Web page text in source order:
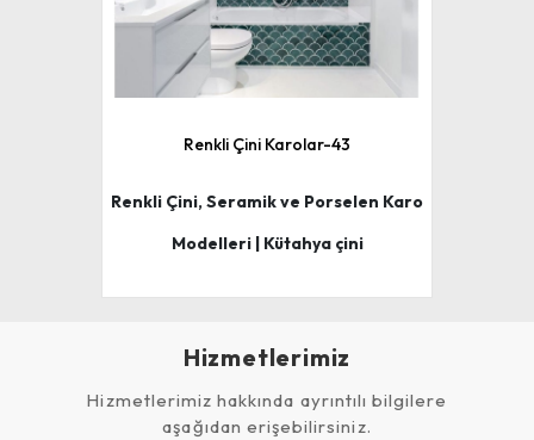
Renkli Çini Karolar-43
Renkli Çini, Seramik ve Porselen Karo
Modelleri | Kütahya çini
Hizmetlerimiz
Hizmetlerimiz hakkında ayrıntılı bilgilere
aşağıdan erişebilirsiniz.